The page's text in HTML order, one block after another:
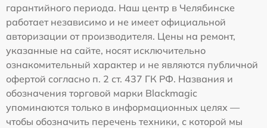
гарантийного периода. Наш центр в Челябинске
работает независимо и не имеет официальной
авторизации от производителя. Цены на ремонт,
указанные на сайте, носят исключительно
ознакомительный характер и не являются публичной
офертой согласно п. 2 ст. 437 ГК РФ. Названия и
обозначения торговой марки Blackmagic
упоминаются только в информационных целях —
чтобы обозначить перечень техники, с которой мы